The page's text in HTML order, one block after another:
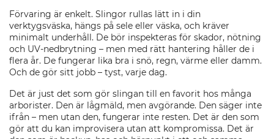
Förvaring är enkelt. Slingor rullas lätt in i din
verktygsväska, hängs på sele eller väska, och kräver
minimalt underhåll. De bör inspekteras för skador, nötning
och UV-nedbrytning – men med rätt hantering håller de i
flera år. De fungerar lika bra i snö, regn, värme eller damm.
Och de gör sitt jobb – tyst, varje dag.
Det är just det som gör slingan till en favorit hos många
arborister. Den är lågmäld, men avgörande. Den säger inte
ifrån – men utan den, fungerar inte resten. Det är den som
gör att du kan improvisera utan att kompromissa. Det är